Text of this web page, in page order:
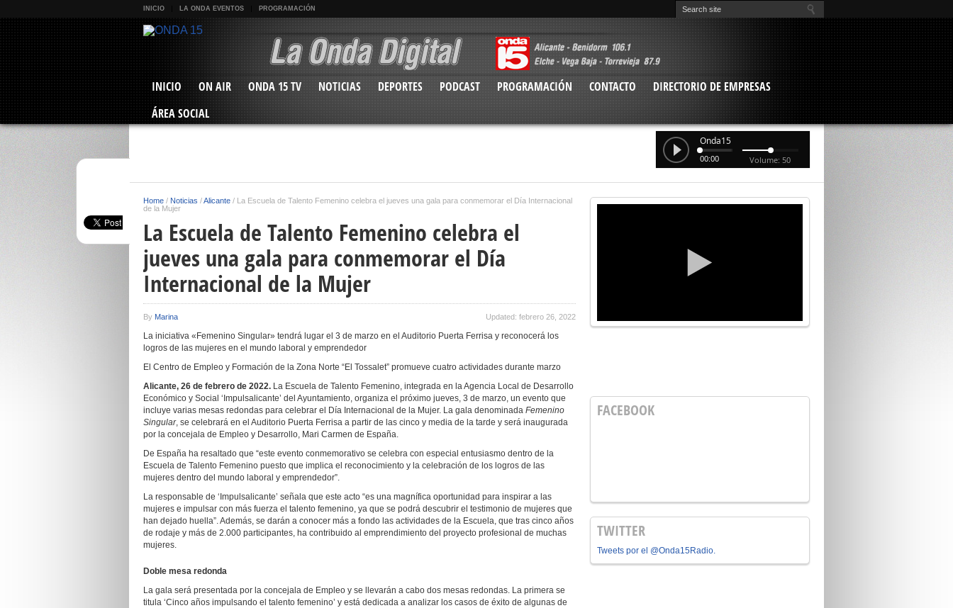
INICIO LA ONDA EVENTOS PROGRAMACIÓN
INICIO ON AIR ONDA 15 TV NOTICIAS DEPORTES PODCAST PROGRAMACIÓN CONTACTO
DIRECTORIO DE EMPRESAS
ÁREA SOCIAL
Onda15
00:00 Volume: 50
Home / Noticias /Alicante / La Escuela de Talento Femenino celebra el jueves una gala para conmemorar el Día Internacional
de la Mujer
La Escuela de Talento Femenino celebra el
jueves una gala para conmemorar el Día
Internacional de la Mujer
By Marina Updated: febrero 26, 2022
La iniciativa «Femenino Singular» tendrá lugar el 3 de marzo en el Auditorio Puerta Ferrisa y reconocerá los
logros de las mujeres en el mundo laboral y emprendedor
El Centro de Empleo y Formación de la Zona Norte “El Tossalet” promueve cuatro actividades durante marzo
Alicante, 26 de febrero de 2022. La Escuela de Talento Femenino, integrada en la Agencia Local de Desarrollo
Económico y Social ‘Impulsalicante’ del Ayuntamiento, organiza el próximo jueves, 3 de marzo, un evento que
incluye varias mesas redondas para celebrar el Día Internacional de la Mujer. La gala denominada Femenino
Singular, se celebrará en el Auditorio Puerta Ferrisa a partir de las cinco y media de la tarde y será inaugurada
por la concejala de Empleo y Desarrollo, Mari Carmen de España.
De España ha resaltado que “este evento conmemorativo se celebra con especial entusiasmo dentro de la
Escuela de Talento Femenino puesto que implica el reconocimiento y la celebración de los logros de las
mujeres dentro del mundo laboral y emprendedor”.
La responsable de ‘Impulsalicante’ señala que este acto “es una magnífica oportunidad para inspirar a las
mujeres e impulsar con más fuerza el talento femenino, ya que se podrá descubrir el testimonio de mujeres que
han dejado huella”. Además, se darán a conocer más a fondo las actividades de la Escuela, que tras cinco años
de rodaje y más de 2.000 participantes, ha contribuido al emprendimiento del proyecto profesional de muchas
mujeres.
Doble mesa redonda
La gala será presentada por la concejala de Empleo y se llevarán a cabo dos mesas redondas. La primera se
titula ‘Cinco años impulsando el talento femenino’ y está dedicada a analizar los casos de éxito de algunas de
FACEBOOK
TWITTER
Tweets por el @Onda15Radio.